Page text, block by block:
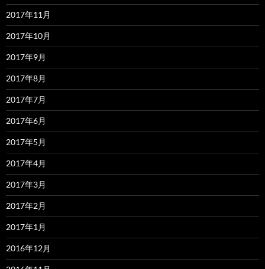
2017年11月
2017年10月
2017年9月
2017年8月
2017年7月
2017年6月
2017年5月
2017年4月
2017年3月
2017年2月
2017年1月
2016年12月